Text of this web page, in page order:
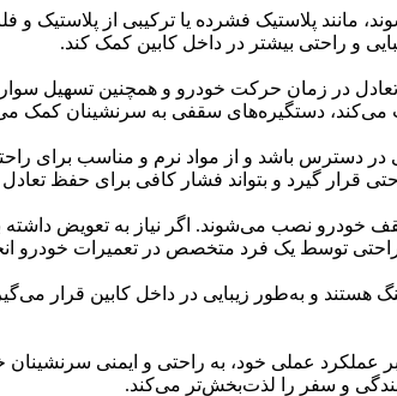
مانند پلاستیک فشرده یا ترکیبی از
و راحتی بیشتر در داخل کابین کمک کند.
در زمان حرکت خودرو و همچنین تسهیل
می‌کند، دستگیره‌های سقفی به سرنشینان کمک
دسترس باشد و از مواد نرم و مناسب برای
قرار گیرد و بتواند فشار کافی برای حفظ تعادل
خودرو نصب می‌شوند. اگر نیاز به تعویض داشته
راحتی توسط یک فرد متخصص در تعمیرات خودرو
و به‌طور زیبایی در داخل کابین قرار
عملی خود، به راحتی و ایمنی سرنشینان
و سفر را لذت‌بخش‌تر می‌کند.